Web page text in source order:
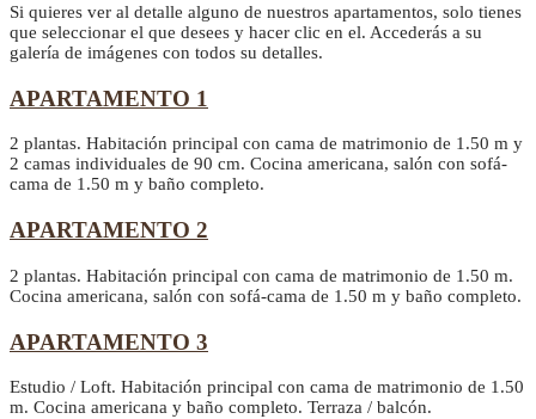
Previous Next
Si quieres ver al detalle alguno de nuestros apartamentos, solo tienes
que seleccionar el que desees y hacer clic en el. Accederás a su
galería de imágenes con todos su detalles.
APARTAMENTO 1
2 plantas. Habitación principal con cama de matrimonio de 1.50 m y
2 camas individuales de 90 cm. Cocina americana, salón con sofá-
cama de 1.50 m y baño completo.
APARTAMENTO 2
2 plantas. Habitación principal con cama de matrimonio de 1.50 m.
Cocina americana, salón con sofá-cama de 1.50 m y baño completo.
APARTAMENTO 3
Estudio / Loft. Habitación principal con cama de matrimonio de 1.50
m. Cocina americana y baño completo. Terraza / balcón.